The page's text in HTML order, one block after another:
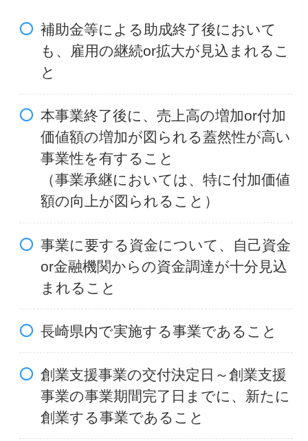
補助金等による助成終了後において
も、雇用の継続or拡大が見込まれるこ
と
本事業終了後に、売上高の増加or付加
価値額の増加が図られる蓋然性が高い
事業性を有すること
（事業承継においては、特に付加価値
額の向上が図られること）
事業に要する資金について、自己資金
or金融機関からの資金調達が十分見込
まれること
長崎県内で実施する事業であること
創業支援事業の交付決定日～創業支援
事業の事業期間完了日までに、新たに
創業する事業であること